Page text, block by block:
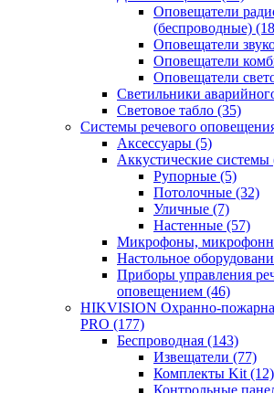
Оповещатели
(беспроводные)
Оповещатели
Оповещатели
Оповещатели
Светильники
Световое табло (35)
Системы речевого
Аксессуары (5)
Аккустические системы
Рупорные (5)
Потолочные (32)
Уличные (7)
Настенные (57)
Микрофоны,
Настольное
Приборы управления
оповещением (46)
HIKVISION Охранно-
PRO (177)
Беспроводная (143)
Извещатели (77)
Комплекты Kit (12)
Контрольные